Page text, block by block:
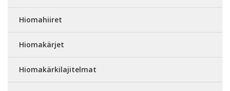
Hiomahiiret
Hiomakärjet
Hiomakärkilajitelmat